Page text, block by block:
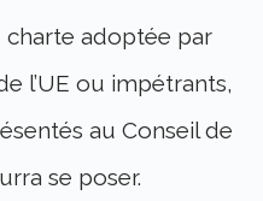
charte adoptée par
l’UE ou impétrants,
au Conseil de
se poser.